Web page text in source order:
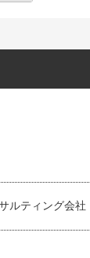
ルティング会社